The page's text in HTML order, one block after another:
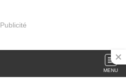
Publicité
MENU